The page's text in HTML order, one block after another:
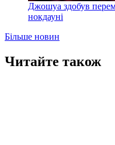
Джошуа здобув
нокдауні
Більше новин
Читайте також